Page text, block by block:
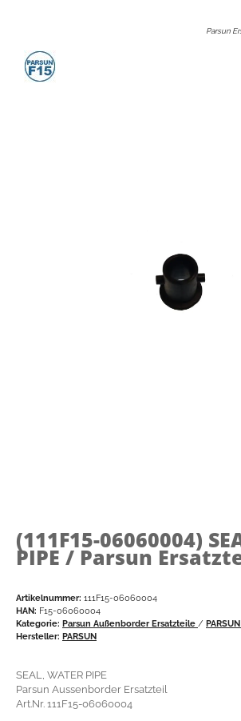
Parsun
(111F15-06060004)
PIPE / Parsun
Artikelnummer: 111F15-06060004
HAN: F15-06060004
Kategorie: Parsun Außenborder Ersatzteile /
Hersteller: PARSUN
SEAL, WATER PIPE
Parsun Aussenborder Ersatzteil
Art.Nr. 111F15-06060004